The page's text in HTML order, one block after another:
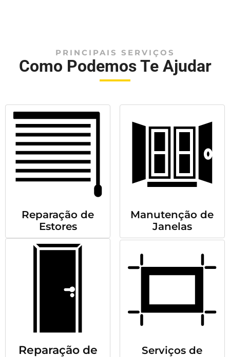
PRINCIPAIS SERVIÇOS
Como Podemos Te Ajudar
Reparação de
Estores
Manutenção de
Janelas
Reparação de
Serviços de